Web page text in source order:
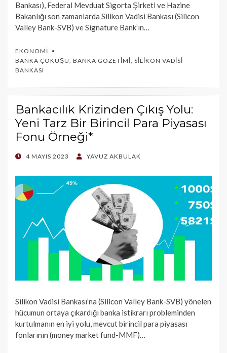
Bankası), Federal Mevduat Sigorta Şirketi ve Hazine
Bakanlığı son zamanlarda Silikon Vadisi Bankası (Silicon
Valley Bank-SVB) ve Signature Bank’ın…
EKONOMI
BANKA ÇÖKÜŞÜ, BANKA GÖZETIMI, SILIKON VADISI
BANKASI
Bankacılık Krizinden Çıkış Yolu:
Yeni Tarz Bir Birincil Para Piyasası
Fonu Örneği*
POSTED
4 MAYIS 2023 YAVUZ AKBULAK
Silikon Vadisi Bankası’na (Silicon Valley Bank-SVB) yönelen
hücumun ortaya çıkardığı banka istikrarı probleminden
kurtulmanın en iyi yolu, mevcut birincil para piyasası
fonlarının (money market fund-MMF)…